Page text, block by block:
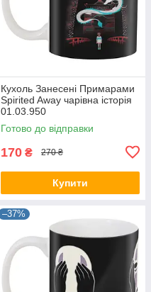
Кухоль Занесені Примарами
Spirited Away чарівна історія
01.03.950
Готово до відправки
170 ₴ 270 ₴
Купити
–37%